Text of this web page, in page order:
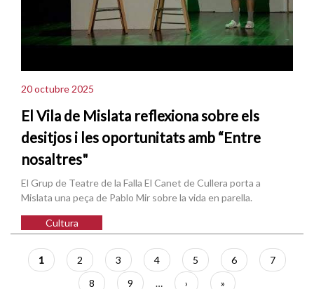
20 octubre 2025
El Vila de Mislata reflexiona sobre els
desitjos i les oportunitats amb “Entre
nosaltres"
El Grup de Teatre de la Falla El Canet de Cullera porta a
Mislata una peça de Pablo Mir sobre la vida en parella.
Cultura
Paginació
Pàgina
actual
1 Pàgina
2 Pàgina
3 Pàgina
4 Pàgina
5 Pàgina
6 Pàgina
7
Pàgina
8 Pàgina
9 …
Pàgina
›
Última
»